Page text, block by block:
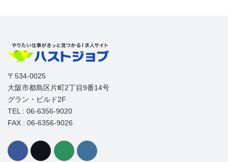
〒534-0025
大阪市都島区片町2丁目9番14号
グラン・ビルド2F
TEL : 06-6356-9020
FAX : 06-6356-9026